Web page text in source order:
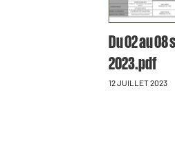
Du 02 au
2023.pdf
12 JUILLET 2023